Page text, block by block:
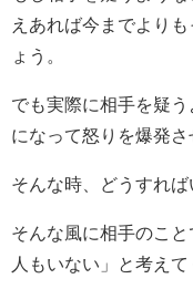
えあれば今までより
ょう。
でも実際に相手を疑
になって怒りを爆発さ
そんな時、どうすれ
そんな風に相手のこ
人もいない」と考えて